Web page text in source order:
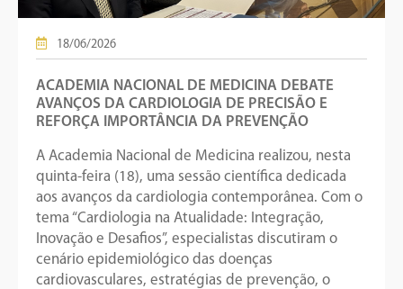
18/06/2026
ACADEMIA NACIONAL DE MEDICINA DEBATE
AVANÇOS DA CARDIOLOGIA DE PRECISÃO E
REFORÇA IMPORTÂNCIA DA PREVENÇÃO
A Academia Nacional de Medicina realizou, nesta
quinta-feira (18), uma sessão científica dedicada
aos avanços da cardiologia contemporânea. Com o
tema “Cardiologia na Atualidade: Integração,
Inovação e Desafios”, especialistas discutiram o
cenário epidemiológico das doenças
cardiovasculares, estratégias de prevenção, o